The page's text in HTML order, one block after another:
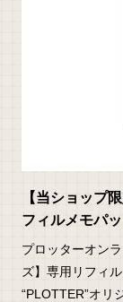
【当ショップ
フィルメモパ
プロッターオン
ズ】専用リフィル
“PLOTTER”オリ